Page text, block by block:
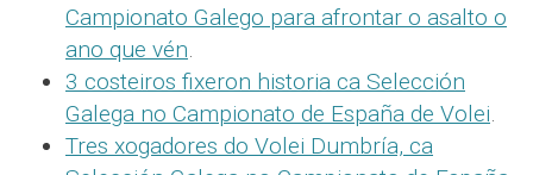
Campionato Galego para afrontar o asalto o
ano que vén.
3 costeiros fixeron historia ca Selección
Galega no Campionato de España de Volei.
Tres xogadores do Volei Dumbría, ca